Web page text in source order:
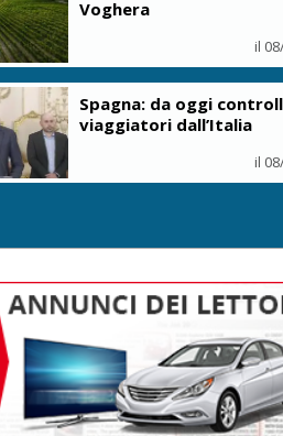
Voghera
il
Spagna: da oggi
viaggiatori dall’Italia
il